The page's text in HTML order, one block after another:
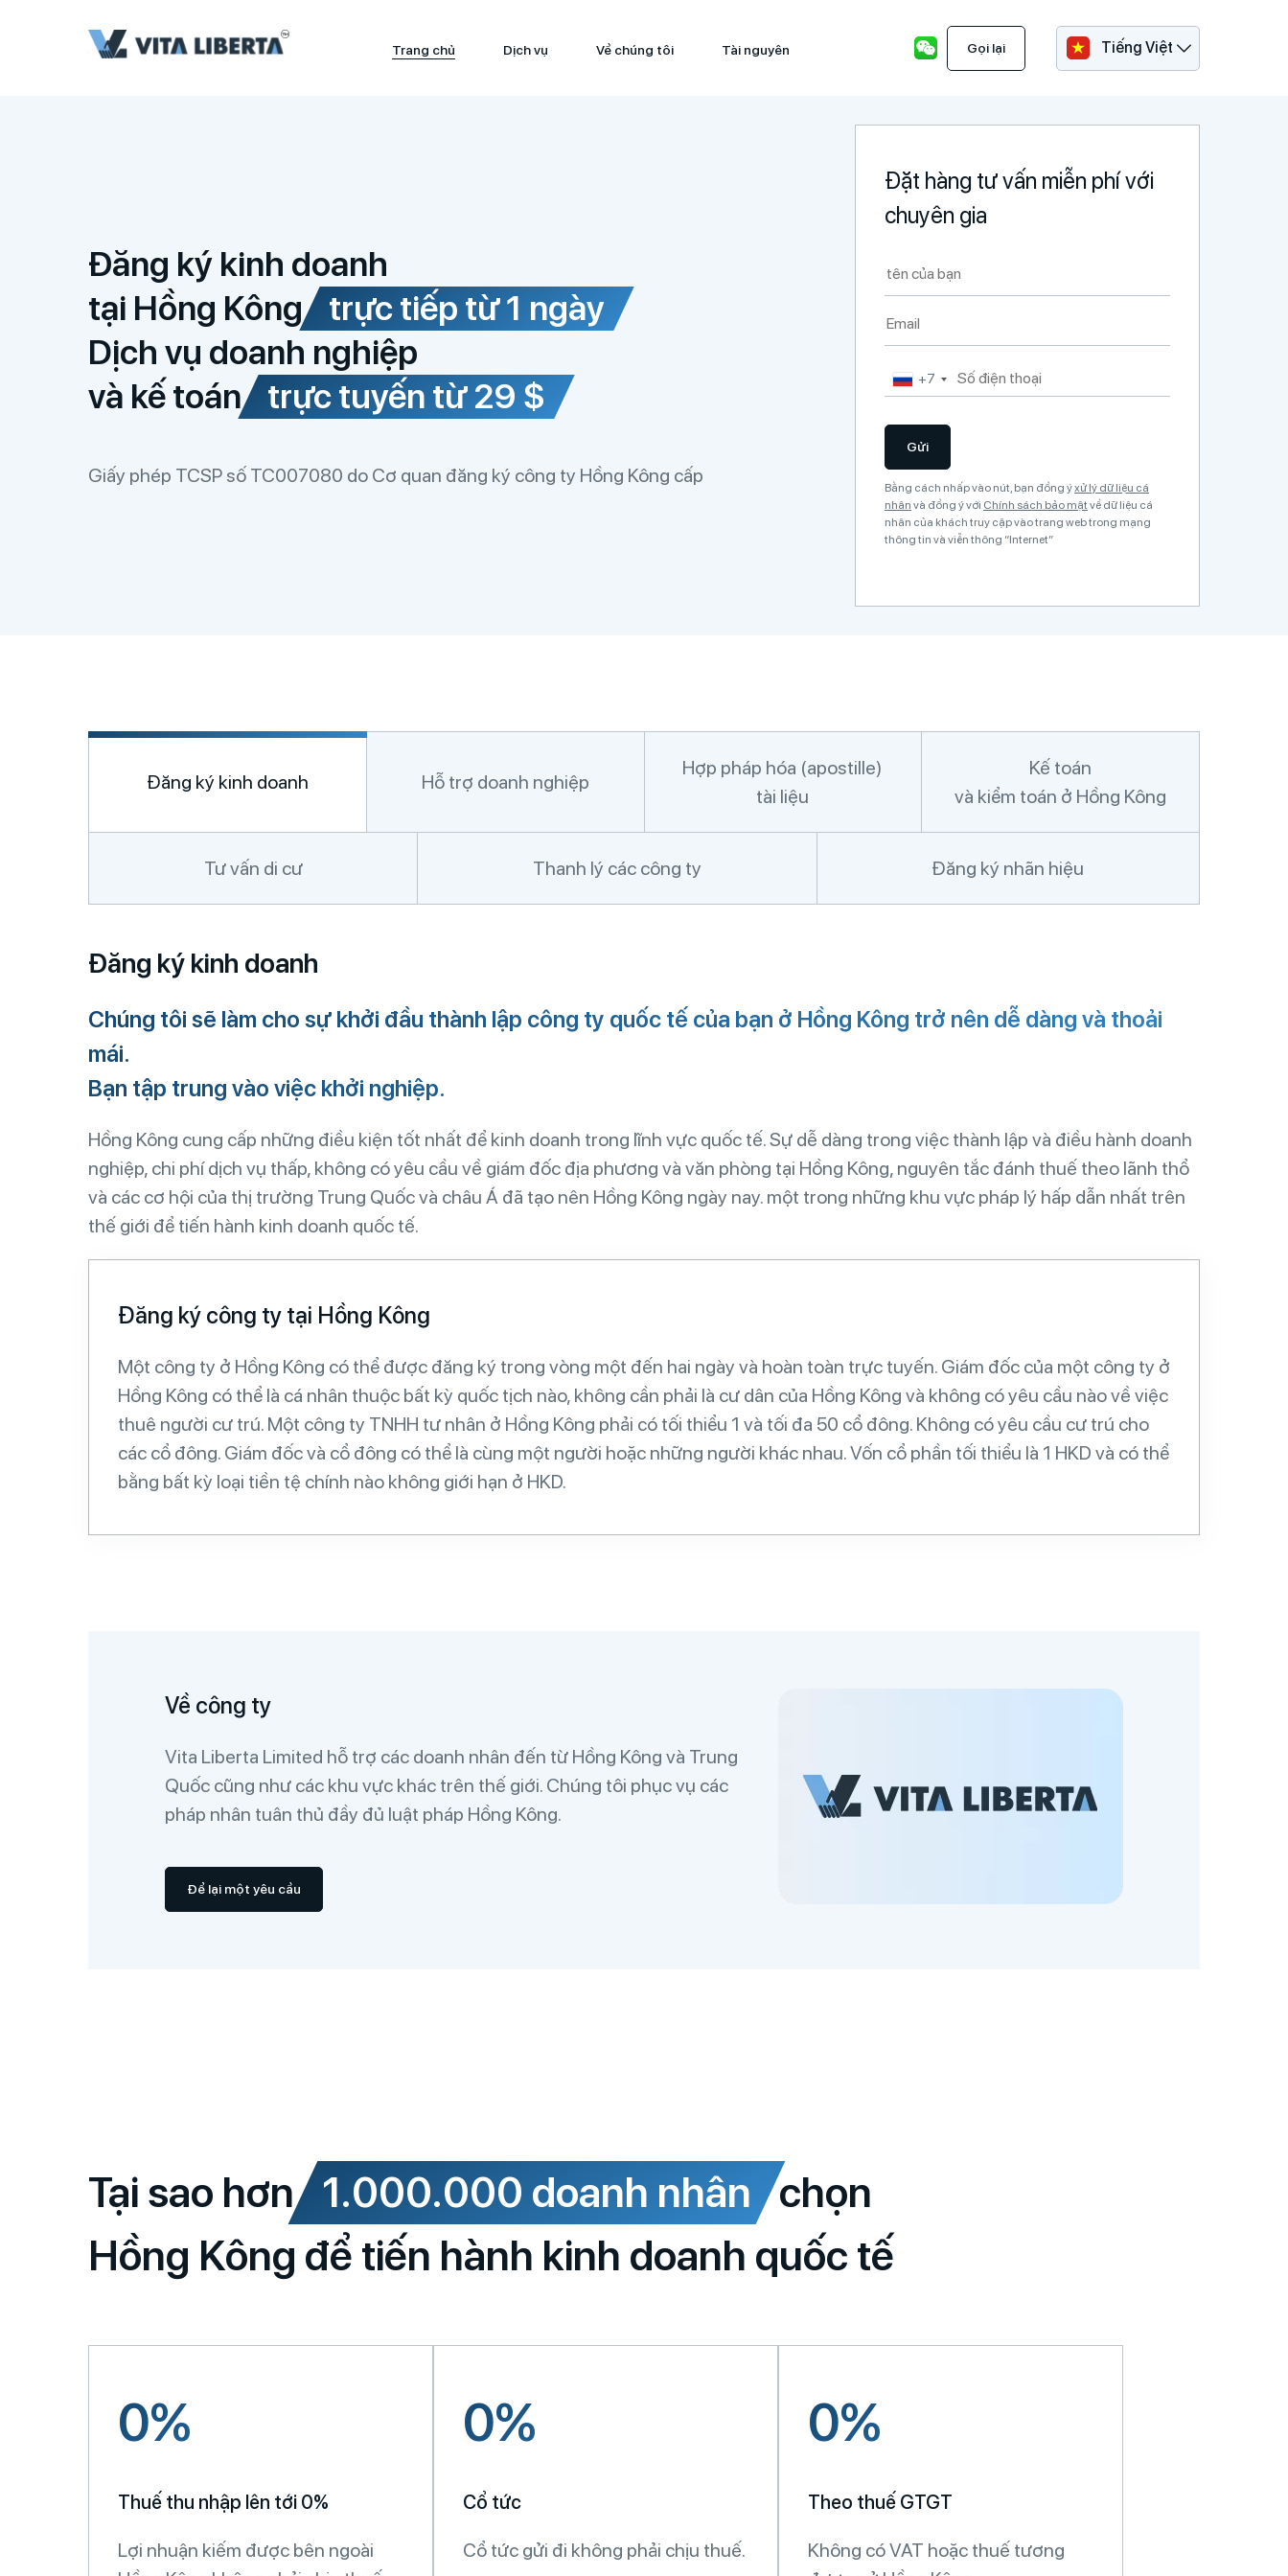
Trang chủ Dịch vụ Về chúng tôi Tài nguyên Gọi lại Tiếng Việt
Đăng ký kinh doanh
tại Hồng Kông trực tiếp từ 1 ngày
Dịch vụ doanh nghiệp
và kế toán trực tuyến từ 29 $
Giấy phép TCSP số TC007080 do Cơ quan đăng ký công ty Hồng Kông cấp
Đặt hàng tư vấn miễn phí với
chuyên gia
+7
Gửi
Bằng cách nhấp vào nút, bạn đồng ýxử lý dữ liệu cá
nhân và đồng ý với Chính sách bảo mật về dữ liệu cá
nhân của khách truy cập vào trang web trong mạng
thông tin và viễn thông “Internet”
l
n
v
:
Đăng ký kinh doanh Hỗ trợ doanh nghiệp
Hợp pháp hóa (apostille)
tài liệu
Kế toán
và kiểm toán ở Hồng Kông
Tư vấn di cư Thanh lý các công ty Đăng ký nhãn hiệu
Đăng ký kinh doanh
Chúng tôi sẽ làm cho sự khởi đầu thành lập công ty quốc tế của bạn ở Hồng Kông trở nên dễ dàng và thoải
mái.
Bạn tập trung vào việc khởi nghiệp.
Hồng Kông cung cấp những điều kiện tốt nhất để kinh doanh trong lĩnh vực quốc tế. Sự dễ dàng trong việc thành lập và điều hành doanh
nghiệp, chi phí dịch vụ thấp, không có yêu cầu về giám đốc địa phương và văn phòng tại Hồng Kông, nguyên tắc đánh thuế theo lãnh thổ
và các cơ hội của thị trường Trung Quốc và châu Á đã tạo nên Hồng Kông ngày nay. một trong những khu vực pháp lý hấp dẫn nhất trên
thế giới để tiến hành kinh doanh quốc tế.
Đăng ký công ty tại Hồng Kông
Một công ty ở Hồng Kông có thể được đăng ký trong vòng một đến hai ngày và hoàn toàn trực tuyến. Giám đốc của một công ty ở
Hồng Kông có thể là cá nhân thuộc bất kỳ quốc tịch nào, không cần phải là cư dân của Hồng Kông và không có yêu cầu nào về việc
thuê người cư trú. Một công ty TNHH tư nhân ở Hồng Kông phải có tối thiểu 1 và tối đa 50 cổ đông. Không có yêu cầu cư trú cho
các cổ đông. Giám đốc và cổ đông có thể là cùng một người hoặc những người khác nhau. Vốn cổ phần tối thiểu là 1 HKD và có thể
bằng bất kỳ loại tiền tệ chính nào không giới hạn ở HKD.
Về công ty
Vita Liberta Limited hỗ trợ các doanh nhân đến từ Hồng Kông và Trung
Quốc cũng như các khu vực khác trên thế giới. Chúng tôi phục vụ các
pháp nhân tuân thủ đầy đủ luật pháp Hồng Kông.
Để lại một yêu cầu
Tại sao hơn 1.000.000 doanh nhân chọn
Hồng Kông để tiến hành kinh doanh quốc tế
0%
Thuế thu nhập lên tới 0%
Lợi nhuận kiếm được bên ngoài
0%
Cổ tức
Cổ tức gửi đi không phải chịu thuế.
0%
Theo thuế GTGT
Không có VAT hoặc thuế tương